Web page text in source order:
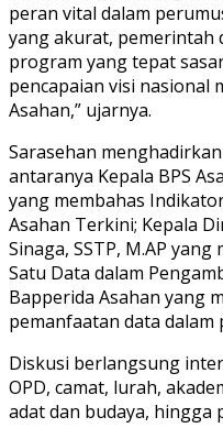
peran vital dalam
yang akurat, pemerintah
program yang tepat
pencapaian visi nasional
Asahan,” ujarnya.
Sarasehan
antaranya Kepala BPS
yang membahas
Asahan Terkini; Kepala
Sinaga, SSTP, M.AP
Satu Data dalam
Bapperida Asahan yang
pemanfaatan data
Diskusi berlangsung
OPD, camat, lurah,
adat dan budaya, hingga